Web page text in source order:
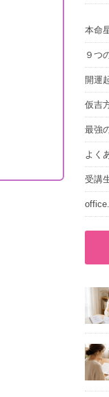
本命
９つ
開運
仮吉
最強
よく
受講